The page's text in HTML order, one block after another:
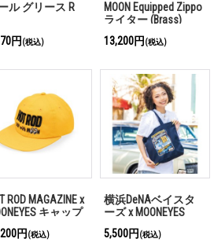
ル グリース R
円 (税込)
MOON Equipped Zippo
ライター (Brass)
13,200円 (税込)
ROD MAGAZINE x
キャップ
円 (税込)
横浜DeNAベイスタ
ーズ x MOONEYES
2026 トート バッグ
5,500円 (税込)